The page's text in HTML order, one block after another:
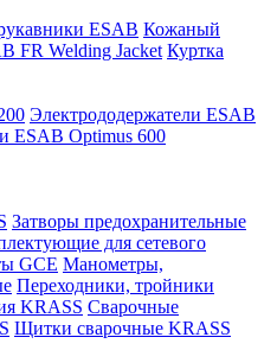
ESAB Кожаный
FR Welding Jacket Куртка
Электрододержатели ESAB
ESAB Optimus 600
Затворы предохранительные
для сетевого
GCE Манометры,
Переходники, тройники
KRASS Сварочные
Щитки сварочные KRASS